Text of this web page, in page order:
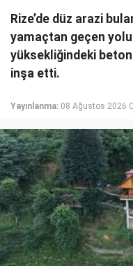
Rize’de düz arazi
yamaçtan geçen
yüksekliğindeki
inşa etti.
Yayınlanma: 08 Ağustos 2026